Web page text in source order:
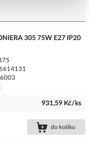
305 75W E27 IP20
931,59 Kč/ks
do košíku